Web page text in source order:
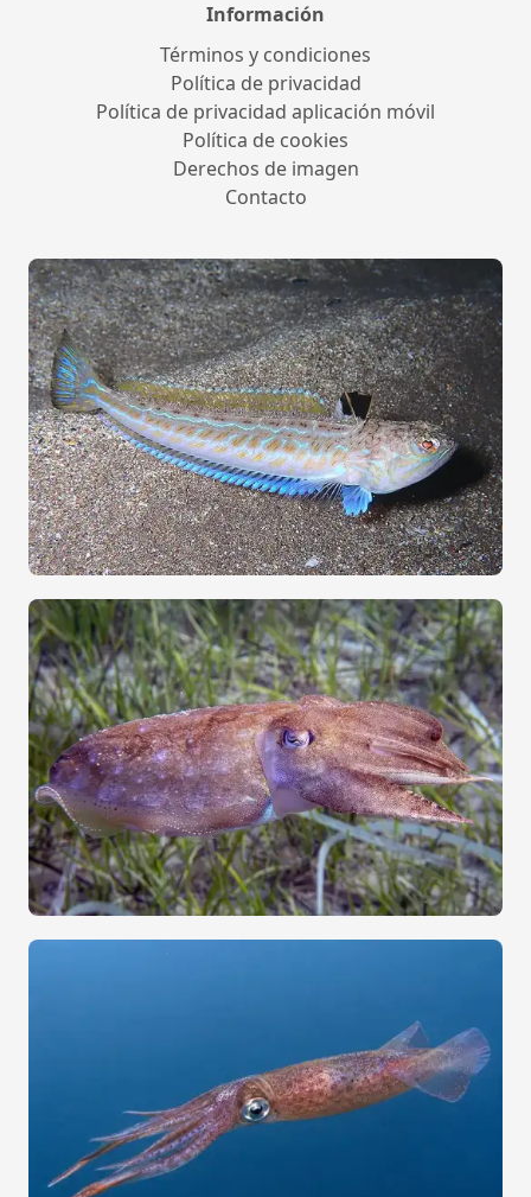
Información
Términos y condiciones
Política de privacidad
Política de privacidad aplicación móvil
Política de cookies
Derechos de imagen
Contacto